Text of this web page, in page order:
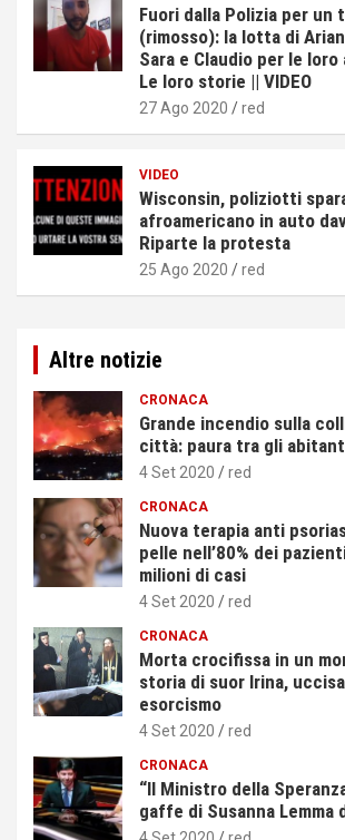
Fuori dalla Polizia per un
(rimosso): la lotta di
Sara e Claudio per le
Le loro storie || VIDEO
27 Ago 2020 red
VIDEO
Wisconsin, poliziotti
afroamericano in auto
Riparte la protesta
25 Ago 2020 red
Altre notizie
CRONACA
Grande incendio sulla
città: paura tra gli
4 Set 2020 red
CRONACA
Nuova terapia anti
pelle nell’80% dei
milioni di casi
4 Set 2020 red
CRONACA
Morta crocifissa in un
storia di suor Irina,
esorcismo
4 Set 2020 red
CRONACA
“Il Ministro della
gaffe di Susanna Lemma